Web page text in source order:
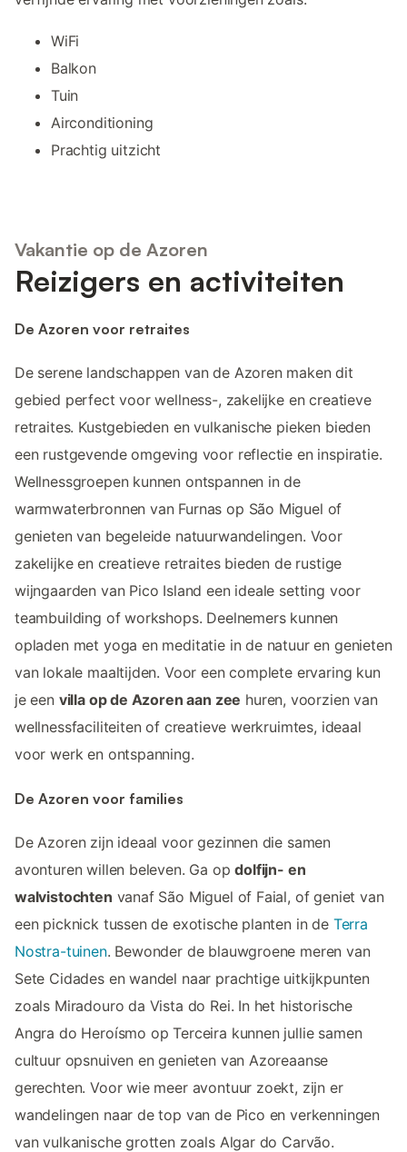
WiFi
Balkon
Tuin
Airconditioning
Prachtig uitzicht
Vakantie op de Azoren
Reizigers en activiteiten
De Azoren voor retraites
De serene landschappen van de Azoren maken dit
gebied perfect voor wellness-, zakelijke en creatieve
retraites. Kustgebieden en vulkanische pieken bieden
een rustgevende omgeving voor reflectie en inspiratie.
Wellnessgroepen kunnen ontspannen in de
warmwaterbronnen van Furnas op São Miguel of
genieten van begeleide natuurwandelingen. Voor
zakelijke en creatieve retraites bieden de rustige
wijngaarden van Pico Island een ideale setting voor
teambuilding of workshops. Deelnemers kunnen
opladen met yoga en meditatie in de natuur en genieten
van lokale maaltijden. Voor een complete ervaring kun
je een villa op de Azoren aan zee huren, voorzien van
wellnessfaciliteiten of creatieve werkruimtes, ideaal
voor werk en ontspanning.
De Azoren voor families
De Azoren zijn ideaal voor gezinnen die samen
avonturen willen beleven. Ga opdolfijn- en
walvistochten vanaf São Miguel of Faial, of geniet van
een picknick tussen de exotische planten in de Terra
Nostra-tuinen. Bewonder de blauwgroene meren van
Sete Cidades en wandel naar prachtige uitkijkpunten
zoals Miradouro da Vista do Rei. In het historische
Angra do Heroísmo op Terceira kunnen jullie samen
cultuur opsnuiven en genieten van Azoreaanse
gerechten. Voor wie meer avontuur zoekt, zijn er
wandelingen naar de top van de Pico en verkenningen
van vulkanische grotten zoals Algar do Carvão.